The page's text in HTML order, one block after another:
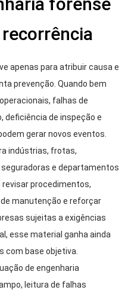
apenas para atribuir causa e
prevenção. Quando bem
falhas de
deficiência de inspeção e
gerar novos eventos.
indústrias, frotas,
e departamentos
procedimentos,
manutenção e reforçar
sujeitas a exigências
esse material ganha ainda
com base objetiva.
de engenharia
leitura de falhas